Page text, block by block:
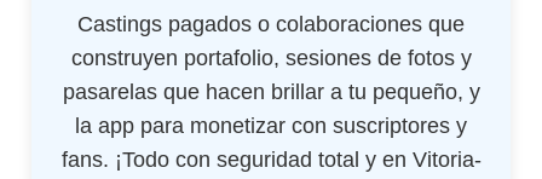
Castings pagados o colaboraciones que
construyen portafolio, sesiones de fotos y
pasarelas que hacen brillar a tu pequeño, y
la app para monetizar con suscriptores y
fans. ¡Todo con seguridad total y en Vitoria-